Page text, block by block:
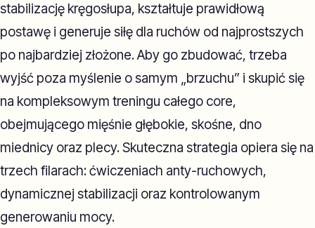
stabilizację kręgosłupa, kształtuje prawidłową
postawę i generuje siłę dla ruchów od najprostszych
po najbardziej złożone. Aby go zbudować, trzeba
wyjść poza myślenie o samym „brzuchu” i skupić się
na kompleksowym treningu całego core,
obejmującego mięśnie głębokie, skośne, dno
miednicy oraz plecy. Skuteczna strategia opiera się na
trzech filarach: ćwiczeniach anty-ruchowych,
dynamicznej stabilizacji oraz kontrolowanym
generowaniu mocy.